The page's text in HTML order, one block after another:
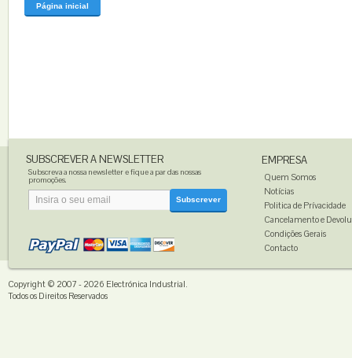
Página inicial
SUBSCREVER A NEWSLETTER
Subscreva a nossa newsletter e fique a par das nossas
promoções.
Subscrever
EMPRESA
Quem Somos
Notícias
Politica de Prívacidade
Cancelamento e
Condições Gerais
Contacto
Copyright © 2007 - 2026 Electrónica Industrial.
Todos os Direitos Reservados